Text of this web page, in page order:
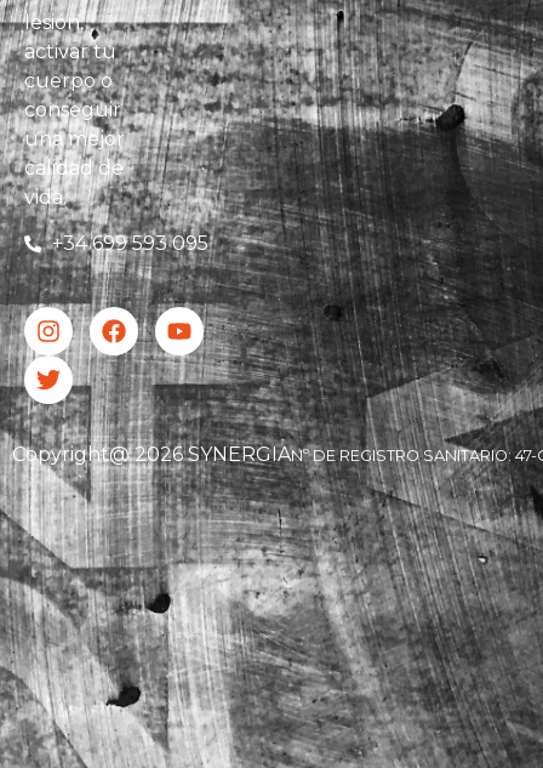
lesión,
activar tu
cuerpo o
conseguir
una mejor
calidad de
vida.
+34 699 593 095
Copyright@ 2026 SYNERGIANº DE REGISTRO SANITARIO: 47-